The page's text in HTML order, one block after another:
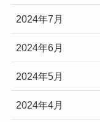
2024年7月
2024年6月
2024年5月
2024年4月